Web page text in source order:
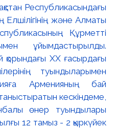
Республикасындағы
және Алматы
Құрметті
ұйымдастырылды.
қорындағы ХХ ғасырдағы
туындыларымен
Арменияның бай
кескіндеме,
өнер туындылары
12 тамыз - 2 қыркүйек